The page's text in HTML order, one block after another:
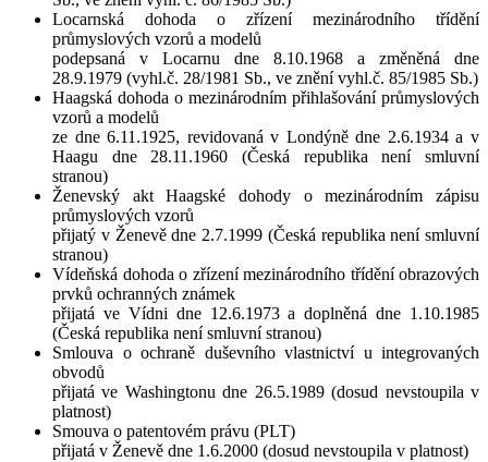
Locarnská dohoda o zřízení mezinárodního třídění
průmyslových vzorů a modelů
podepsaná v Locarnu dne 8.10.1968 a změněná dne
28.9.1979 (vyhl.č. 28/1981 Sb., ve znění vyhl.č. 85/1985 Sb.)
Haagská dohoda o mezinárodním přihlašování průmyslových
vzorů a modelů
ze dne 6.11.1925, revidovaná v Londýně dne 2.6.1934 a v
Haagu dne 28.11.1960 (Česká republika není smluvní
stranou)
Ženevský akt Haagské dohody o mezinárodním zápisu
průmyslových vzorů
přijatý v Ženevě dne 2.7.1999 (Česká republika není smluvní
stranou)
Vídeňská dohoda o zřízení mezinárodního třídění obrazových
prvků ochranných známek
přijatá ve Vídni dne 12.6.1973 a doplněná dne 1.10.1985
(Česká republika není smluvní stranou)
Smlouva o ochraně duševního vlastnictví u integrovaných
obvodů
přijatá ve Washingtonu dne 26.5.1989 (dosud nevstoupila v
platnost)
Smouva o patentovém právu (PLT)
přijatá v Ženevě dne 1.6.2000 (dosud nevstoupila v platnost)